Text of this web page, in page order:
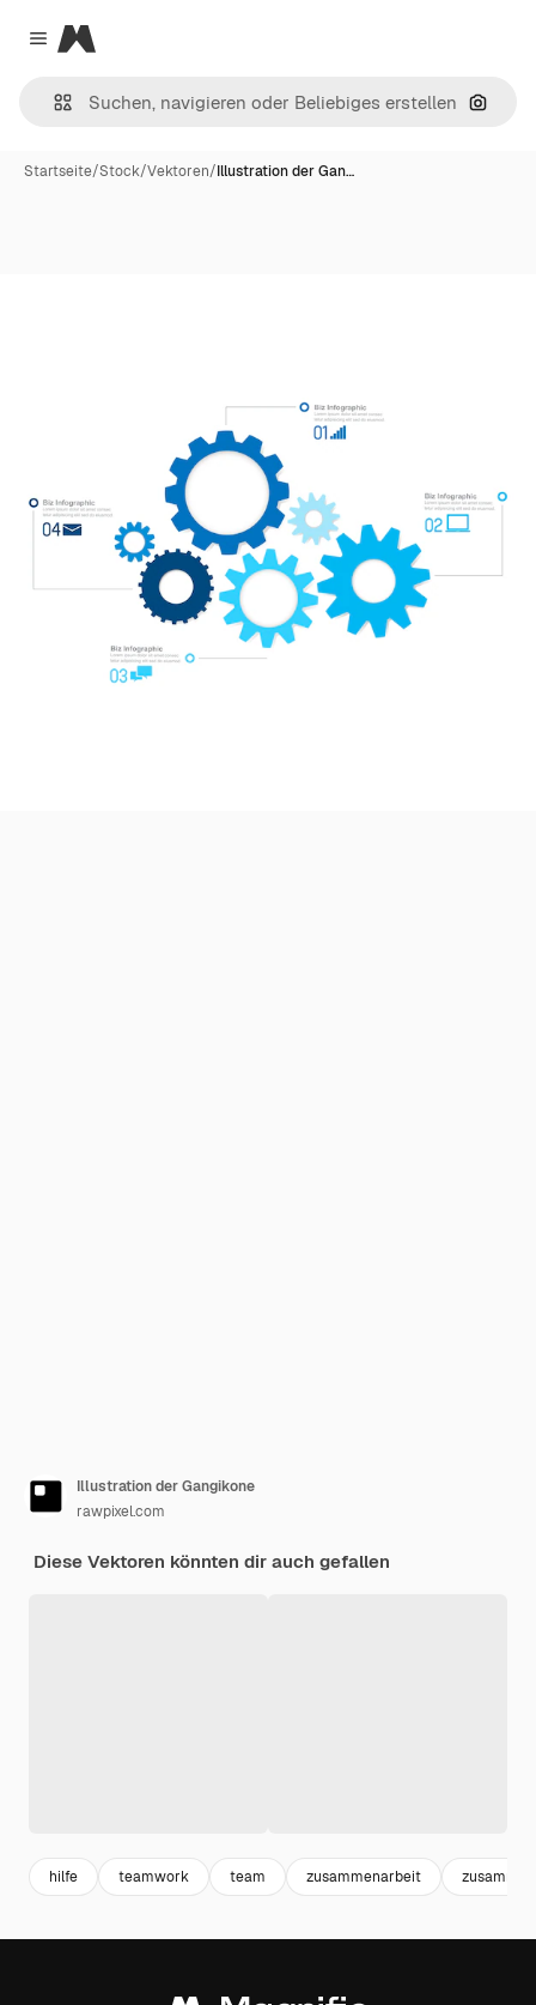
Close menu
Magnific
Nach
Startseite/Stock/Vektoren/Illustration der Gan…
Illustration der Gangikone
rawpixel.com
Diese Vektoren könnten dir auch gefallen
hilfe teamwork team zusammenarbeit zusammen